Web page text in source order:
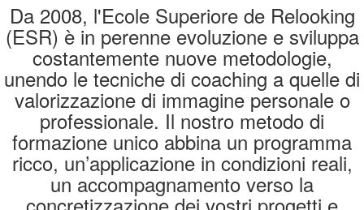
Da 2008, l'Ecole Superiore de Relooking
(ESR) è in perenne evoluzione e sviluppa
costantemente nuove metodologie,
unendo le tecniche di coaching a quelle di
valorizzazione di immagine personale o
professionale. Il nostro metodo di
formazione unico abbina un programma
ricco, un’applicazione in condizioni reali,
un accompagnamento verso la